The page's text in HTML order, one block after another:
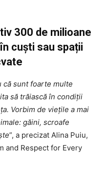
300 de milioane
cuști sau spații
că sunt foarte multe
să trăiască în condiţii
Vorbim de vieţile a mai
găini, scroafe
”, a precizat Alina Puiu,
and Respect for Every